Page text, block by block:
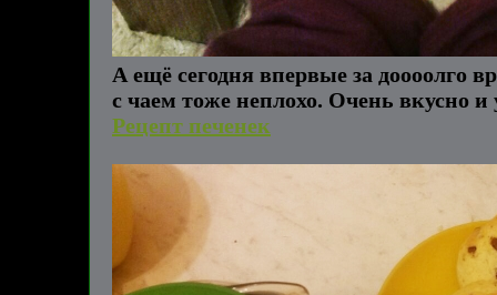
А ещё сегодня впервые за доооолго
с чаем тоже неплохо. Очень вкусно
Рецепт печенек